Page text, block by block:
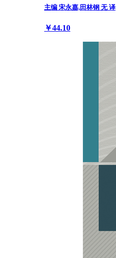
主编 宋永嘉,田林钢 无 译
￥44.10